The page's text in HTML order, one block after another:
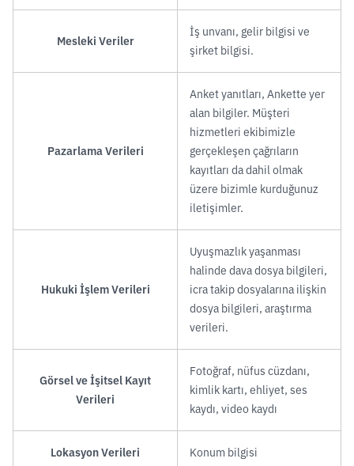
Mesleki Veriler
İş unvanı, gelir bilgisi ve
şirket bilgisi.
Pazarlama Verileri
Anket yanıtları, Ankette yer
alan bilgiler. Müşteri
hizmetleri ekibimizle
gerçekleşen çağrıların
kayıtları da dahil olmak
üzere bizimle kurduğunuz
iletişimler.
Hukuki İşlem Verileri
Uyuşmazlık yaşanması
halinde dava dosya bilgileri,
icra takip dosyalarına ilişkin
dosya bilgileri, araştırma
verileri.
Görsel ve İşitsel Kayıt
Verileri
Fotoğraf, nüfus cüzdanı,
kimlik kartı, ehliyet, ses
kaydı, video kaydı
Lokasyon Verileri Konum bilgisi